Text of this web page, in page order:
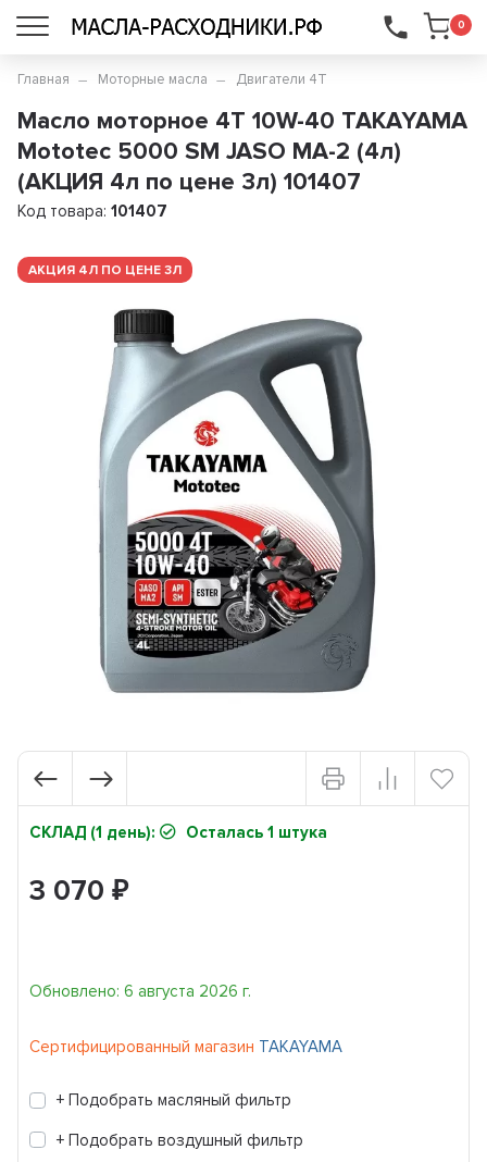
0
...
Главная Моторные масла Двигатели 4Т
Масло моторное 4T 10W-40 TAKAYAMA
Mototec 5000 SM JASO MA-2 (4л)
(АКЦИЯ 4л по цене 3л) 101407
Код товара:101407
АКЦИЯ 4Л ПО ЦЕНЕ 3Л
СКЛАД (1 день): Осталась 1 штука
3 070₽
Обновлено: 6 августа 2026 г.
Сертифицированный магазин TAKAYAMA
+ Подобрать масляный фильтр
+ Подобрать воздушный фильтр